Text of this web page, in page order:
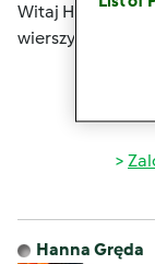
Witaj Haniu,
wierszyki
Hanna Gręda